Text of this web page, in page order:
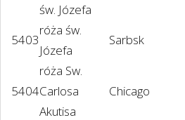
św. Józefa
5403
róża św.
Józefa
Sarbsk
5404
róża Sw.
Carlosa
Akutisa
Chicago